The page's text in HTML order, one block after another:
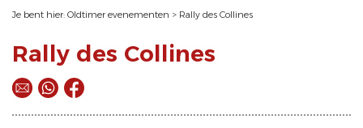
Je bent hier: Oldtimer evenementen > Rally des Collines
Rally des Collines